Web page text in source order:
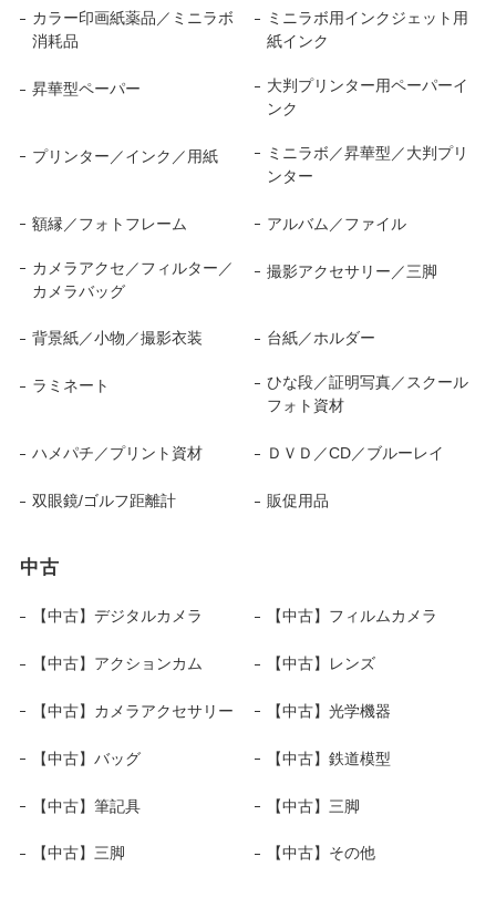
カラー印画紙薬品／ミニラボ
消耗品
ミニラボ用インクジェット用
紙インク
昇華型ペーパー
大判プリンター用ペーパーイ
ンク
プリンター／インク／用紙
ミニラボ／昇華型／大判プリ
ンター
額縁／フォトフレーム アルバム／ファイル
カメラアクセ／フィルター／
カメラバッグ
撮影アクセサリー／三脚
背景紙／小物／撮影衣装 台紙／ホルダー
ラミネート
ひな段／証明写真／スクール
フォト資材
ハメパチ／プリント資材 ＤＶＤ／CD／ブルーレイ
双眼鏡/ゴルフ距離計 販促用品
中古
【中古】デジタルカメラ 【中古】フィルムカメラ
【中古】アクションカム 【中古】レンズ
【中古】カメラアクセサリー 【中古】光学機器
【中古】バッグ 【中古】鉄道模型
【中古】筆記具 【中古】三脚
【中古】三脚 【中古】その他